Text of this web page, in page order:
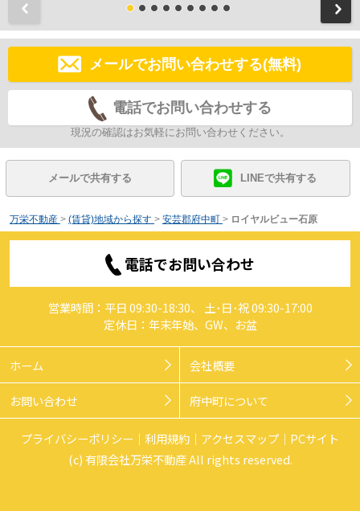
メールでお問い合わせする(無料)
電話でお問い合わせする
現況の確認はお気軽にお問い合わせください。
メールで共有する LINEで共有する
万栄不動産 > (賃貸)地域から探す > 安芸郡府中町 > ロイヤルビュー石原
電話でお問い合わせ
営業時間：平日 09:30-18:30、 土･日･祝 09:30-17:00
定休日：年末年始、GW、お盆
ホーム 会社概要
お問い合わせ 府中町について
プライバシーポリシー 利用規約 アクセスマップ
PCサイト
(c) 有限会社万栄不動産 All rights reserved.